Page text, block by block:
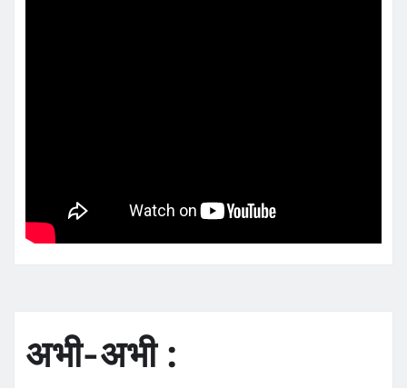
अभी-अभी :